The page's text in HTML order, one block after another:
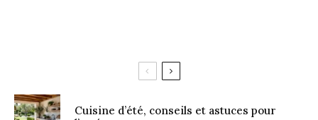
Cuisine d’été, conseils et astuces pour